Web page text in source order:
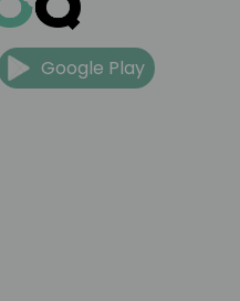
Google Play